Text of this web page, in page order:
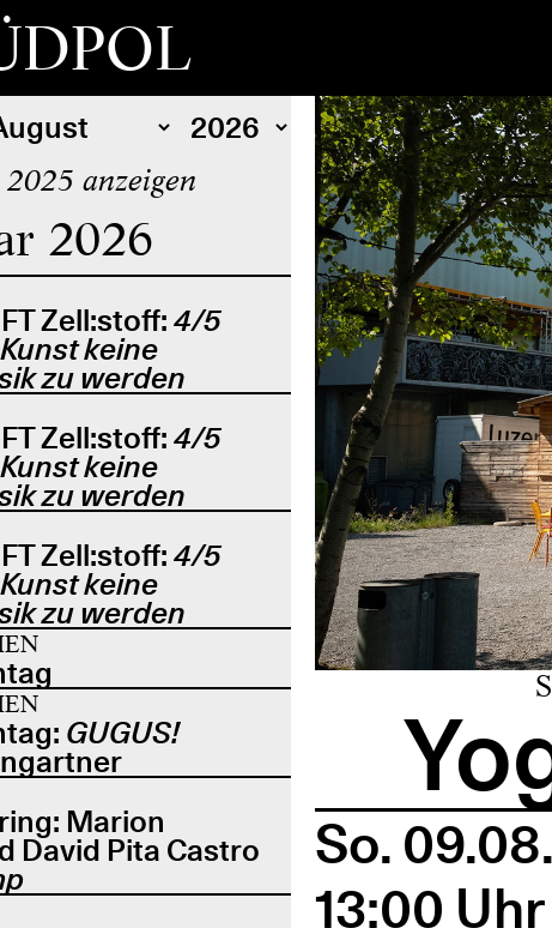
anzeigen
2026
Zell:stoff: 4/5
keine
zu werden
Zell:stoff: 4/5
keine
zu werden
Zell:stoff: 4/5
keine
zu werden
GUGUS!
Marion
David Pita Castro
So.
13:00 Uhr